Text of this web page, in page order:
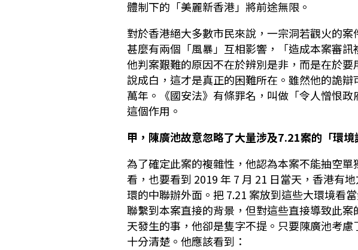
體制下的「美麗新香港」將前途無限。
對於香港絕大多數市民來說，一宗洞若觀火的
甚麼有兩個「風暴」互相影響，「造成本案審
他判案艱難的原因不在於辨別是非，而是在於
說成白，這才是真正的困難所在。雖然他的詭
萬年。《國安法》有條罪名，叫做「令人憎恨
這個作用。
甲，陳廣池故意忽略了大量涉及7.21案的「環境
為了確定此案的複雜性，他認為本案不能抽空
看，也要看到 2019 年 7 月 21 日當天，香港有
環的中聯辦外面。把 7.21 案放到這些大環境看
聯繫到本案直接的背景，但對這些直接導致此
天發生的事，他卻是隻字不提。只要陳廣池考
十分清楚。他應該看到：